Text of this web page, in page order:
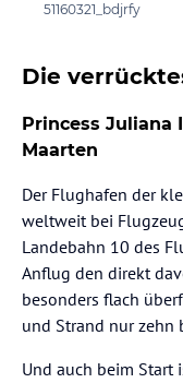
51160321_bdjrfy
Die
Princess Juliana
Maarten
Der Flughafen der
weltweit bei
Landebahn 10 des
Anflug den direkt
besonders flach
und Strand nur zehn
Und auch beim Start